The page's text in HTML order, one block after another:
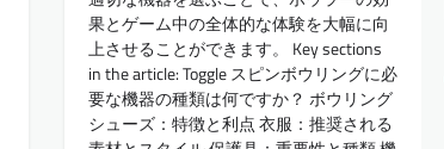
果とゲーム中の全体的な体験を大幅に向
上させることができます。 Key sections
in the article: Toggle スピンボウリングに必
要な機器の種類は何ですか？ ボウリング
シューズ：特徴と利点 衣服：推奨される